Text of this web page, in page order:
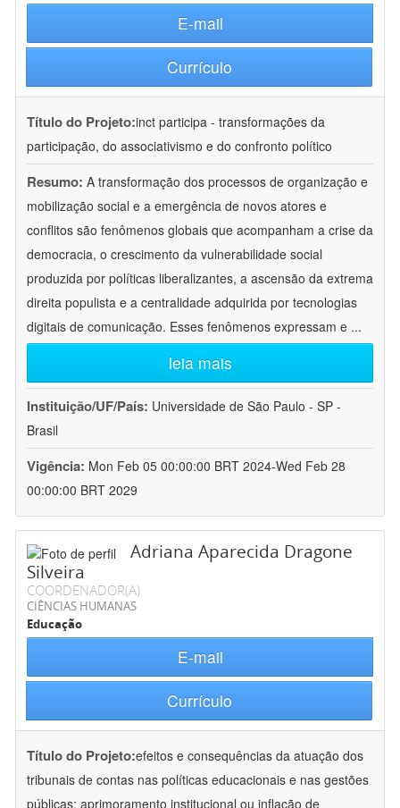
E-mail
Currículo
Título do Projeto:inct participa - transformações da
participação, do associativismo e do confronto político
Resumo: A transformação dos processos de organização e
mobilização social e a emergência de novos atores e
conflitos são fenômenos globais que acompanham a crise da
democracia, o crescimento da vulnerabilidade social
produzida por políticas liberalizantes, a ascensão da extrema
direita populista e a centralidade adquirida por tecnologias
digitais de comunicação. Esses fenômenos expressam e ...
leia mais
Instituição/UF/País: Universidade de São Paulo - SP -
Brasil
Vigência: Mon Feb 05 00:00:00 BRT 2024-Wed Feb 28
00:00:00 BRT 2029
Adriana Aparecida Dragone
Silveira
COORDENADOR(A)
CIÊNCIAS HUMANAS
Educação
E-mail
Currículo
Título do Projeto:efeitos e consequências da atuação dos
tribunais de contas nas políticas educacionais e nas gestões
públicas: aprimoramento institucional ou inflação de